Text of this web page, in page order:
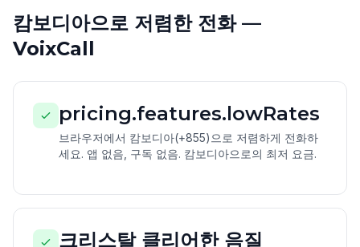
캄보디아으로 저렴한 전화 —
VoixCall
pricing.features.lowRates
브라우저에서 캄보디아(+855)으로 저렴하게 전화하
세요. 앱 없음, 구독 없음. 캄보디아으로의 최저 요금.
크리스탈 클리어한 음질